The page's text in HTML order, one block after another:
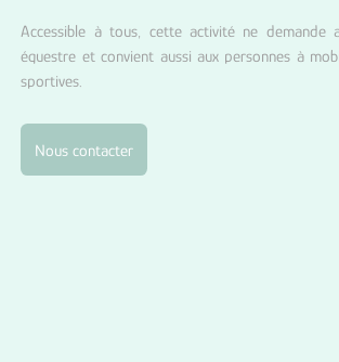
Accessible à tous, cette activité ne demande
équestre et convient aussi aux personnes à
sportives.
Nous contacter